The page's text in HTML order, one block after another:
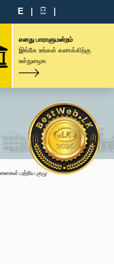
E | සි |
எனது பாராளுமன்றம்
இங்கே உங்கள் கணக்கிற்கு
உள்நுழைக
பற்றிய குழு